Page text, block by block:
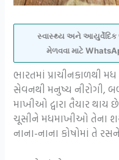
સ્વાસ્થ્ય અને આયુર્વેદિક
મેળવવા માટે
ભારતમાં પ્રાચીનકાળથી
સેવનથી મનુષ્ય નીરોગી,
માખીઓ દ્વારા તૈયાર થાય
ચૂસીને મધમાખીઓ તેના
નાના-નાના કોષોમાં તે